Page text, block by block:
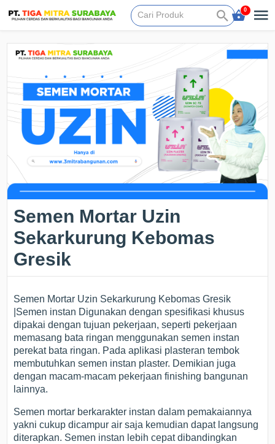
0
Semen Mortar Uzin
Sekarkurung Kebomas
Gresik
Semen Mortar Uzin Sekarkurung Kebomas Gresik
|Semen instan Digunakan dengan spesifikasi khusus
dipakai dengan tujuan pekerjaan, seperti pekerjaan
memasang bata ringan menggunakan semen instan
perekat bata ringan. Pada aplikasi plasteran tembok
membutuhkan semen instan plaster. Demikian juga
dengan macam-macam pekerjaan finishing bangunan
lainnya.
Semen mortar berkarakter instan dalam pemakaiannya
yakni cukup dicampur air saja kemudian dapat langsung
diterapkan. Semen instan lebih cepat dibandingkan